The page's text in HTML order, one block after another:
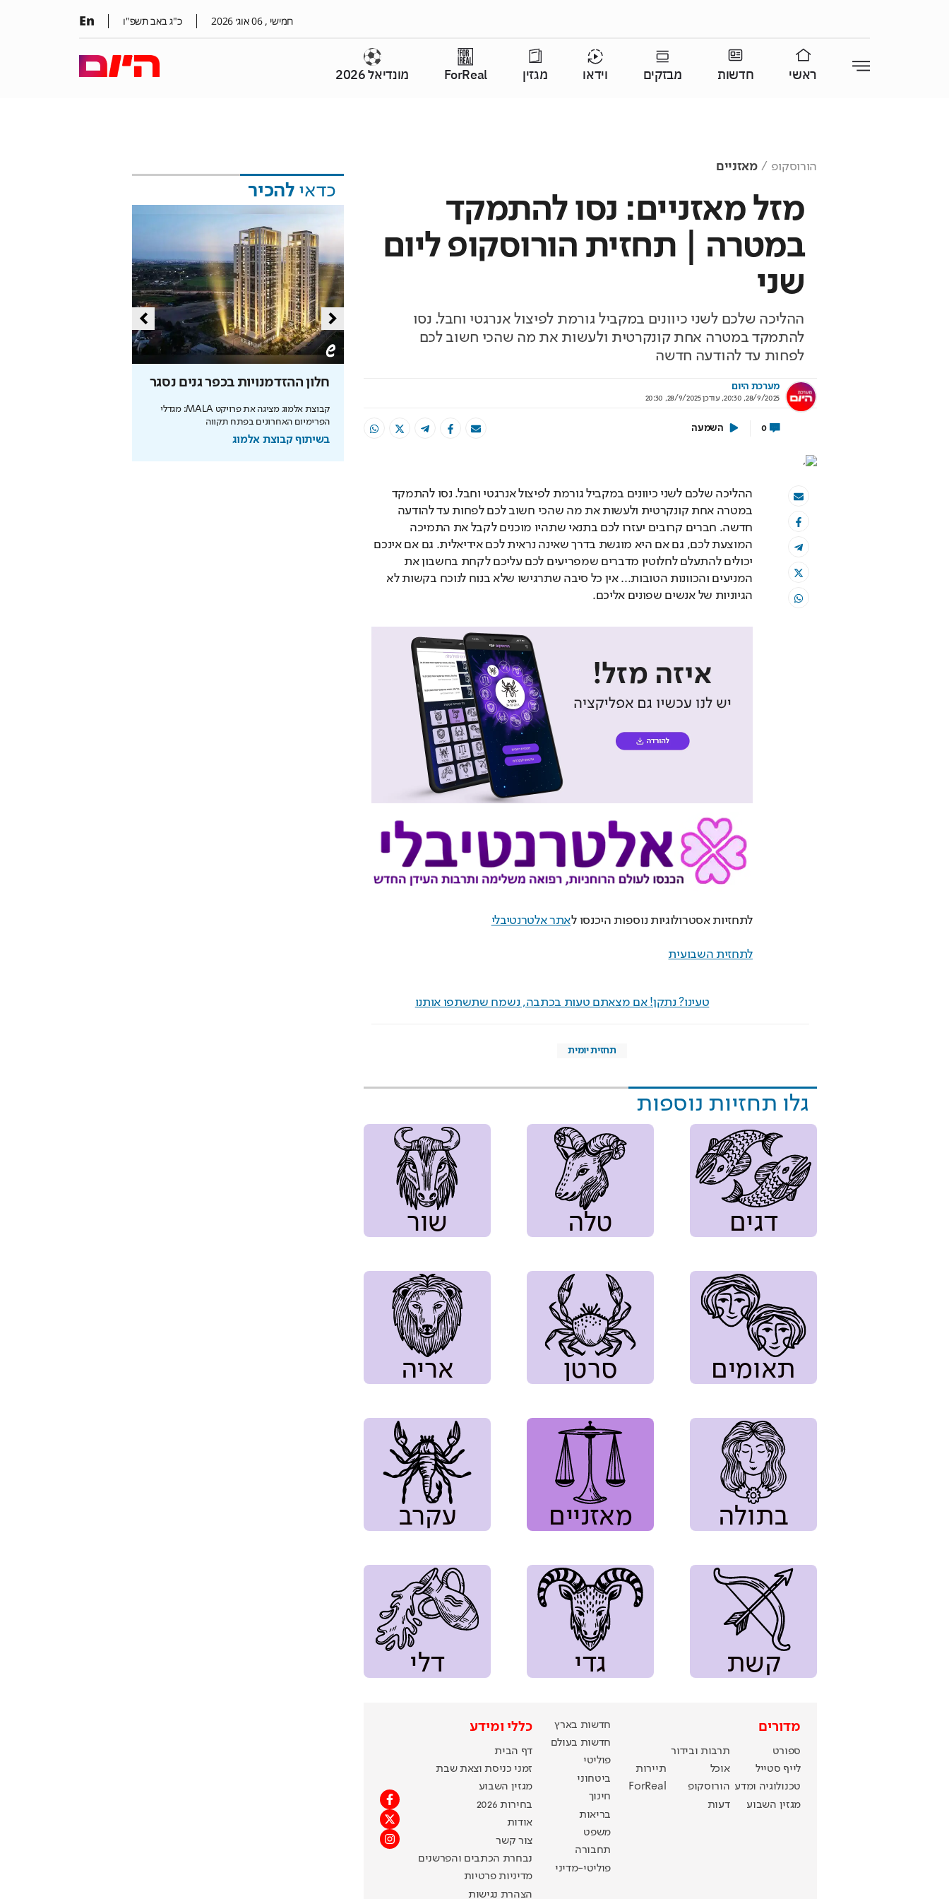
חמישי , 06אוג׳ 2026 כ"ג באב תשפ"ו En
ראשי חדשות מבזקים וידאו מגזין ForReal מונדיאל 2026
הורוסקופ מאזניים
מזל מאזניים: נסו להתמקד
במטרה | תחזית הורוסקופ ליום
שני
ההליכה שלכם לשני כיוונים במקביל גורמת לפיצול אנרגטי וחבל. נסו
להתמקד במטרה אחת קונקרטית ולעשות את מה שהכי חשוב לכם
לפחות עד להודעה חדשה
מערכת היום
28/9/2025, 20:30
, עודכן28/9/2025, 20:30
0 השמעה
הגיוניות של אנשים שפונים אליכם.
לתחזיות אסטרולוגיות נוספות היכנסו לאתר אלטרנטיבלי
לתחזית השבועית
טעינו? נתקן! אם מצאתם טעות בכתבה, נשמח שתשתפו אותנו
תחזית יומית
גלו תחזיות נוספות
דגים טלה שור
תאומים סרטן אריה
בתולה מאזניים עקרב
קשת גדי דלי
מדורים
ספורט
תרבות ובידור
לייף סטייל
אוכל
תיירות
טכנולוגיה ומדע הורוסקופ
ForReal
מגזין השבוע
דעות
חדשות בארץ
חדשות בעולם
פוליטי
ביטחוני
חינוך
בריאות
משפט
תחבורה
פוליטי-מדיני
כללי ומידע
דף הבית
זמני כניסת וצאת שבת
מגזין השבוע
בחירות 2026
אודות
צור קשר
נבחרת הכתבים והפרשנים
מדיניות פרטיות
הצהרת נגישות
כדאי להכיר
חלון ההזדמנויות בכפר גנים נסגר
קבוצת אלמוג מציגה את פרויקט MALA: מגדלי
הפרימיום האחרונים בפתח תקווה
בשיתוף קבוצת אלמוג
מידע וניהול אקלים חכם בבית
מאחורי הקלעים של הטעם
הישראלי
איך אסם הפכה את תקופת הצנע והמחסור הקשה